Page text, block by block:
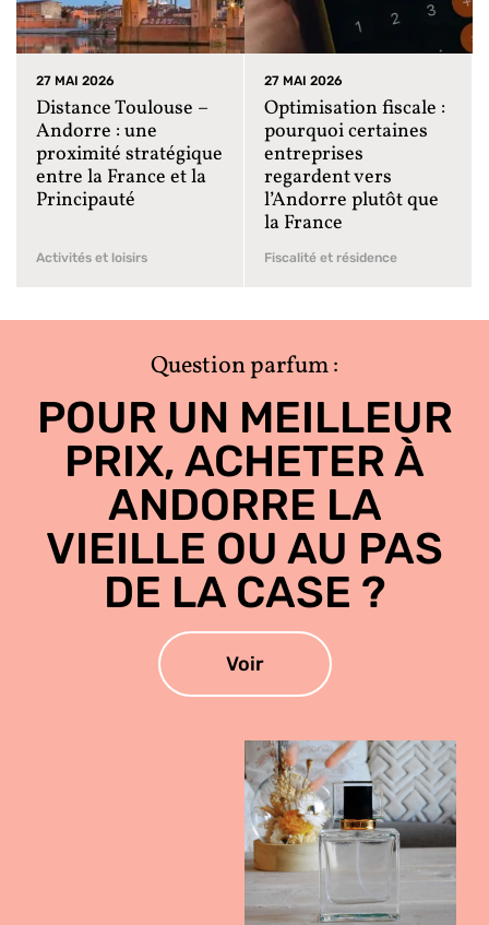
27 MAI 2026
Distance Toulouse –
Andorre : une
proximité stratégique
entre la France et la
Principauté
Activités et loisirs
27 MAI 2026
Optimisation fiscale :
pourquoi certaines
entreprises
regardent vers
l’Andorre plutôt que
la France
Fiscalité et résidence
Question parfum :
POUR UN MEILLEUR
PRIX, ACHETER À
ANDORRE LA
VIEILLE OU AU PAS
DE LA CASE ?
Voir